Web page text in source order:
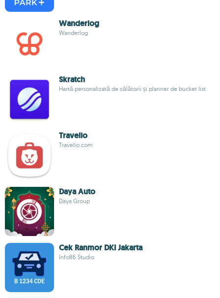
Wanderlog
Wanderlog
Skratch
Hartă personalizată de călătorii și planner de bucket list
Travelio
Travelio.com
Daya Auto
Daya Group
Cek Ranmor DKI Jakarta
Info86 Studio